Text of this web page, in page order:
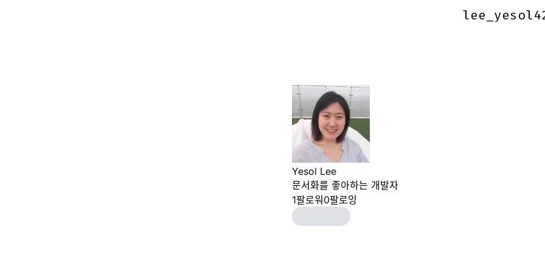
Yesol Lee
문서화를 좋아하는 개발자
1팔로워 0팔로잉